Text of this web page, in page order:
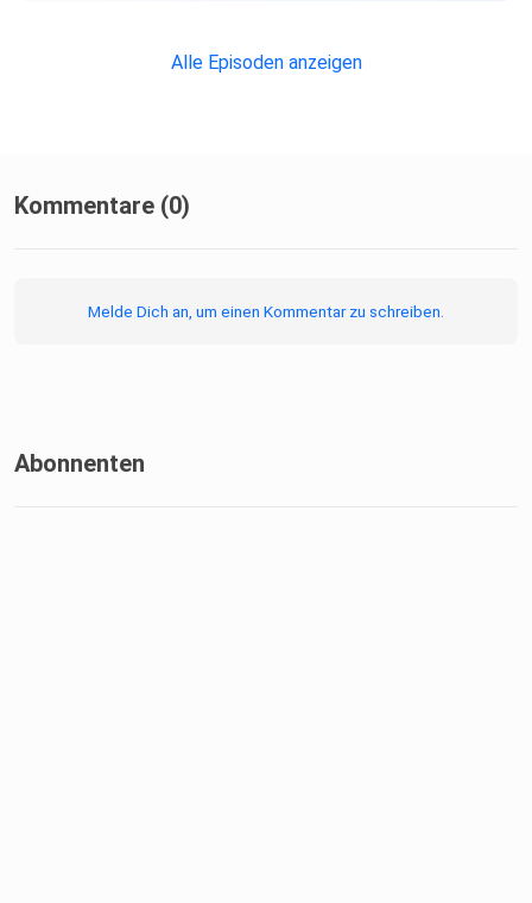
Alle Episoden anzeigen
Kommentare (0)
Melde Dich an, um einen Kommentar zu schreiben.
Abonnenten